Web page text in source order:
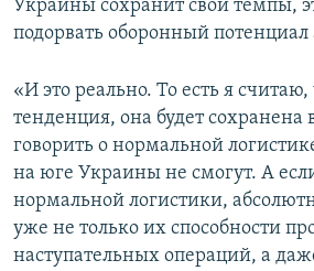
Украины сохранит свои темпы,
подорвать оборонный
«И это реально. То есть я считаю,
тенденция, она будет сохранена
говорить о нормальной
на юге Украины не смогут. А
нормальной логистики,
уже не только их способности
наступательных операций, а